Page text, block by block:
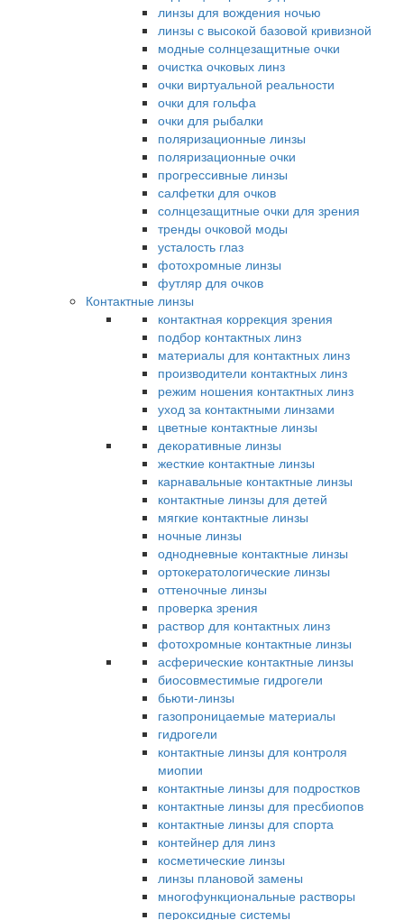
линзы для вождения ночью
линзы с высокой базовой кривизной
модные солнцезащитные очки
очистка очковых линз
очки виртуальной реальности
очки для гольфа
очки для рыбалки
поляризационные линзы
поляризационные очки
прогрессивные линзы
салфетки для очков
солнцезащитные очки для зрения
тренды очковой моды
усталость глаз
фотохромные линзы
футляр для очков
Контактные линзы
контактная коррекция зрения
подбор контактных линз
материалы для контактных линз
производители контактных линз
режим ношения контактных линз
уход за контактными линзами
цветные контактные линзы
декоративные линзы
жесткие контактные линзы
карнавальные контактные линзы
контактные линзы для детей
мягкие контактные линзы
ночные линзы
однодневные контактные линзы
ортокератологические линзы
оттеночные линзы
проверка зрения
раствор для контактных линз
фотохромные контактные линзы
асферические контактные линзы
биосовместимые гидрогели
бьюти-линзы
газопроницаемые материалы
гидрогели
контактные линзы для контроля
миопии
контактные линзы для подростков
контактные линзы для пресбиопов
контактные линзы для спорта
контейнер для линз
косметические линзы
линзы плановой замены
многофункциональные растворы
пероксидные системы